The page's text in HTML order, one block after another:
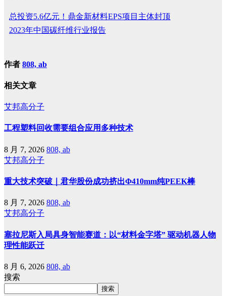
总投资5.6亿元！鼎金新材料EPS项目主体封顶
2023年中国碳纤维行业报告
作者 808, ab
相关文章
艾邦高分子
工程塑料回收需要组合应用多种技术
8 月 7, 2026 808, ab
艾邦高分子
重大技术突破｜君华股份成功挤出Φ410mm纯PEEK棒
8 月 7, 2026 808, ab
艾邦高分子
塞拉尼斯入局具身智能赛道：以“材料金字塔” 驱动机器人物
理性能跃迁
8 月 6, 2026 808, ab
搜索
搜索